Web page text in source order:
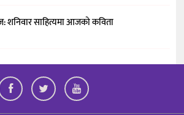
शनिवार साहित्यमा आजको कविता